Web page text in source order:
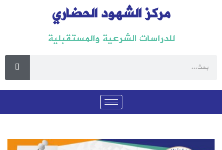
مركز الشهود الحضاري
للدراسات الشرعية والمستقبلية